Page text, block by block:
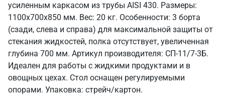
усиленным каркасом из трубы AISI 430. Размеры:
1100x700x850 мм. Вес: 20 кг. Особенности: 3 борта
(сзади, слева и справа) для максимальной защиты от
стекания жидкостей, полка отсутствует, увеличенная
глубина 700 мм. Артикул производителя: СП-11/7-3Б.
Идеален для работы с жидкими продуктами и в
овощных цехах. Стол оснащен регулируемыми
опорами. Упаковка: стрейч/картон.